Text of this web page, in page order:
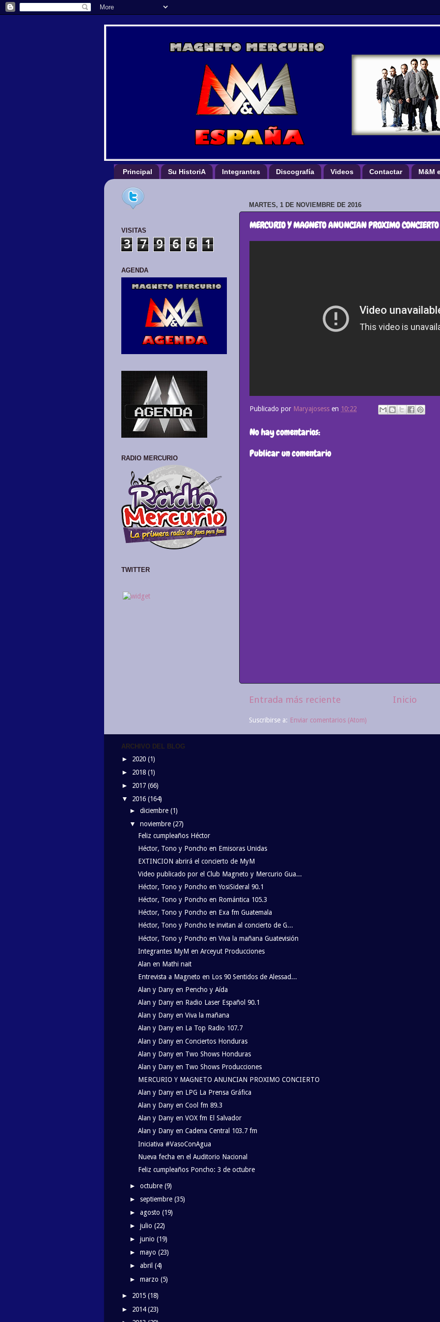
Principal Su HistoriA Integrantes Discografía Videos Contactar M&M
MARTES, 1 DE NOVIEMBRE DE 2016
MERCURIO Y MAGNETO ANUNCIAN PROXIMO CONCIERTO
Publicado por Maryajosess en 10:22
No hay comentarios:
Publicar un comentario
Entrada más reciente Inicio
Suscribirse a: Enviar comentarios (Atom)
VISITAS
3 7 9 6 6 1
AGENDA
RADIO MERCURIO
TWITTER
ARCHIVO DEL BLOG
► 2020 (1)
► 2018 (1)
► 2017 (66)
▼ 2016 (164)
►diciembre(1)
▼noviembre(27)
Feliz cumpleaños Héctor
Héctor, Tono y Poncho en Emisoras Unidas
EXTINCION abrirá el concierto de MyM
Video publicado por el Club Magneto y Mercurio Gua...
Héctor, Tono y Poncho en YosiSideral 90.1
Héctor, Tono y Poncho en Romántica 105.3
Héctor, Tono y Poncho en Exa fm Guatemala
Héctor, Tono y Poncho te invitan al concierto de G...
Héctor, Tono y Poncho en Viva la mañana Guatevisión
Integrantes MyM en Arceyut Producciones
Alan en Mathi nait
Entrevista a Magneto en Los 90 Sentidos de Alessad...
Alan y Dany en Pencho y Aída
Alan y Dany en Radio Laser Español 90.1
Alan y Dany en Viva la mañana
Alan y Dany en La Top Radio 107.7
Alan y Dany en Conciertos Honduras
Alan y Dany en Two Shows Honduras
Alan y Dany en Two Shows Producciones
MERCURIO Y MAGNETO ANUNCIAN PROXIMO CONCIERTO
Alan y Dany en LPG La Prensa Gráfica
Alan y Dany en Cool fm 89.3
Alan y Dany en VOX fm El Salvador
Alan y Dany en Cadena Central 103.7 fm
Iniciativa #VasoConAgua
Nueva fecha en el Auditorio Nacional
Feliz cumpleaños Poncho: 3 de octubre
►octubre(9)
►septiembre(35)
►agosto(19)
►julio(22)
►junio(19)
►mayo(23)
►abril(4)
►marzo(5)
► 2015 (18)
► 2014(23)